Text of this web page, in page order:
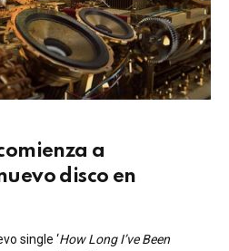
a
disco en
single ‘How Long I’ve Been